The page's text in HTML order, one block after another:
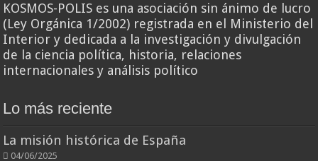
KOSMOS-POLIS es una asociación sin ánimo de lucro
(Ley Orgánica 1/2002) registrada en el Ministerio del
Interior y dedicada a la investigación y divulgación
de la ciencia política, historia, relaciones
internacionales y análisis político
Lo más reciente
La misión histórica de España
04/06/2025